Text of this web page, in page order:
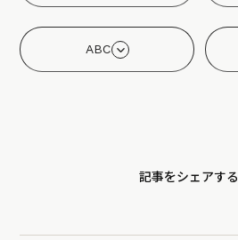
ABC
記事をシェアする